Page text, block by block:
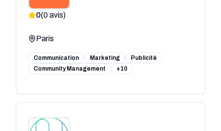
0(0avis)
Paris
Communication Marketing
Publicité
Community Management
+10